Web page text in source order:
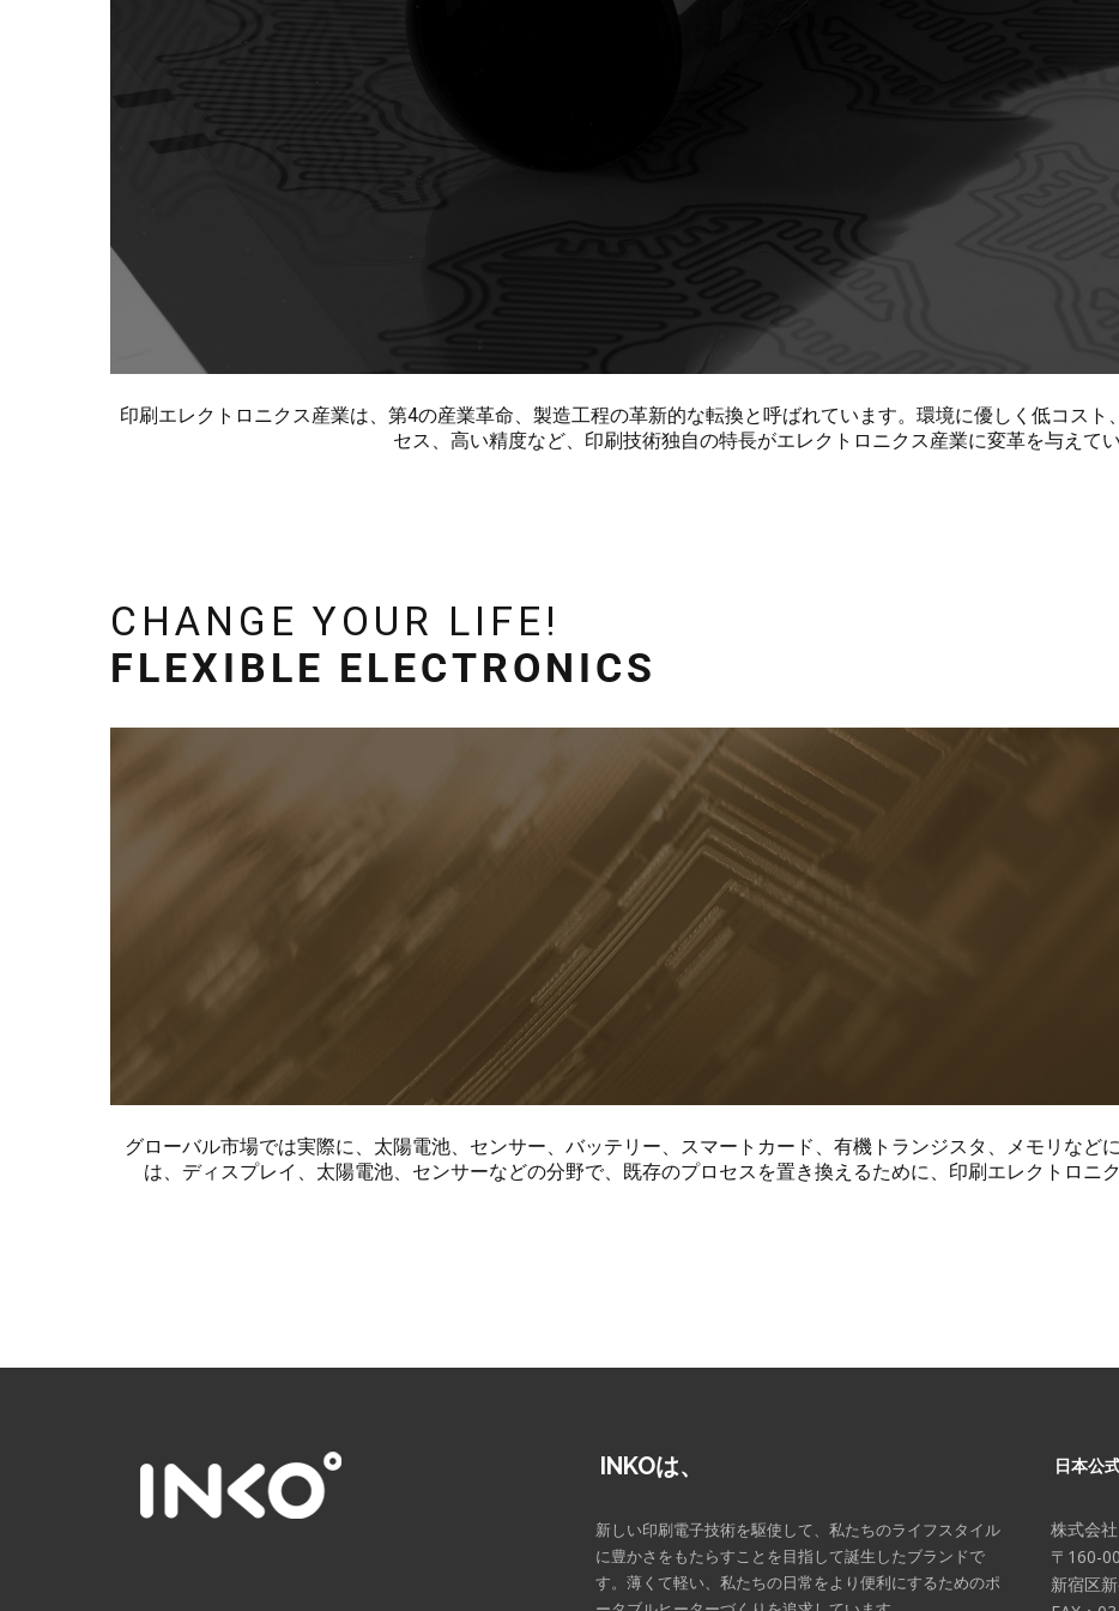
印刷エレクトロニクス産業は、第4の産業革命、製造工程の革新的な転換と呼ばれています。環境に優しく低コスト
セス、高い精度など、印刷技術独自の特長がエレクトロニクス産業に変革を与えてい
CHANGE YOUR LIFE!
FLEXIBLE ELECTRONICS
グローバル市場では実際に、太陽電池、センサー、バッテリー、スマートカード、有機トランジスタ、メモリなど
は、ディスプレイ、太陽電池、センサーなどの分野で、既存のプロセスを置き換えるために、印刷エレクトロニ
INKOは、
新しい印刷電子技術を駆使して、私たちのライフスタイル
に豊かさをもたらすことを目指して誕生したブランドで
す。薄くて軽い、私たちの日常をより便利にするためのポ
日本公
株式会
〒160-
新宿区